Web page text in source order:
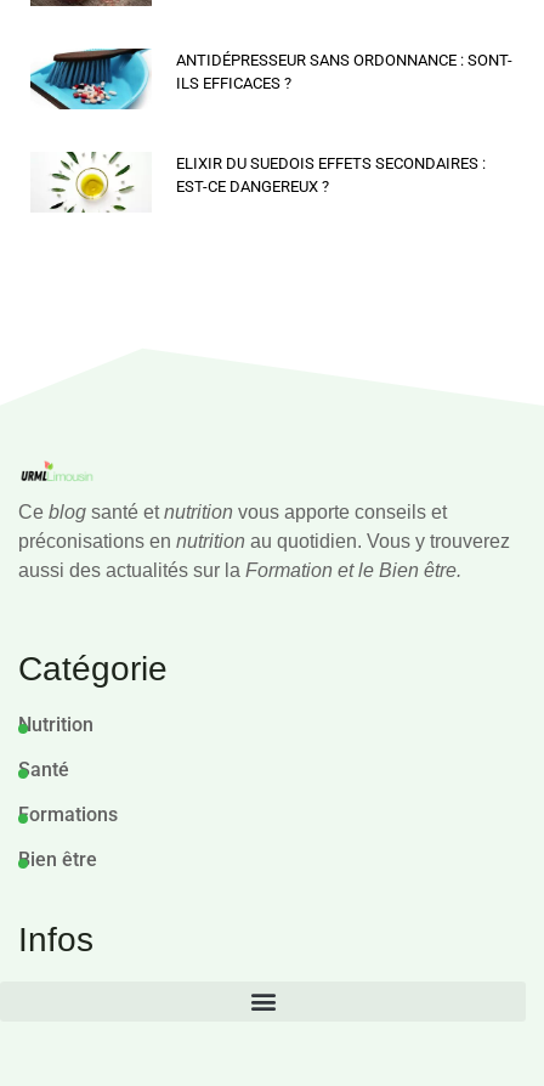
ANTIDÉPRESSEUR SANS ORDONNANCE : SONT-
ILS EFFICACES ?
ELIXIR DU SUEDOIS EFFETS SECONDAIRES :
EST-CE DANGEREUX ?
Ce blog santé etnutrition vous apporte conseils et
préconisations en nutrition au quotidien. Vous y trouverez
aussi des actualités sur la Formation et le Bien être.
Catégorie
Nutrition
Santé
Formations
Bien être
Infos